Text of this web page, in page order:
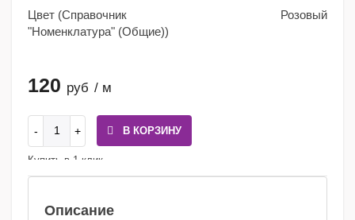
Цвет (Справочник
"Номенклатура" (Общие))
Розовый
120 руб / м
В КОРЗИНУ
Купить в 1 клик
Описание